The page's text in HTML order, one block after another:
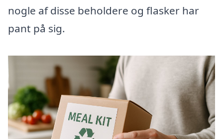
nogle af disse beholdere og flasker har
pant på sig.